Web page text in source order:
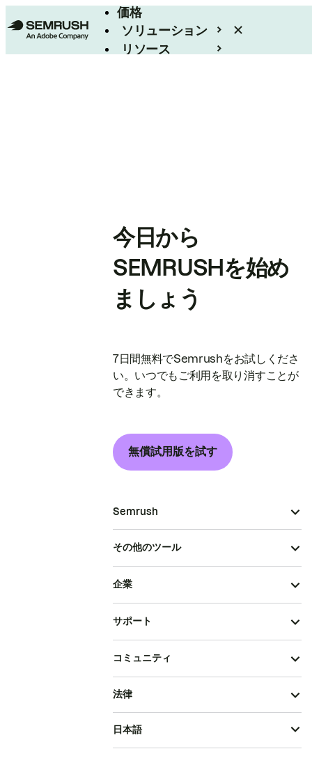
価格
ソリューション
リソース
今日から
SEMRUSHを始め
ましょう
7日間無料でSemrushをお試しくださ
い。いつでもご利用を取り消すことが
できます。
無償試用版を試す
Semrush
その他のツール
企業
サポート
コミュニティ
法律
日本語